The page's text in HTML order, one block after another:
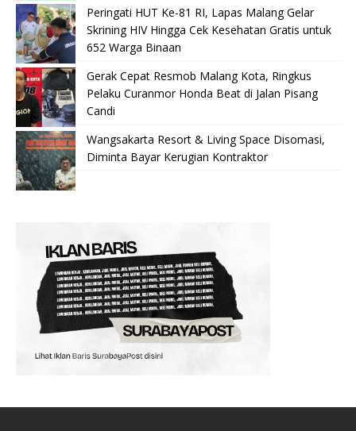
Peringati HUT Ke-81 RI, Lapas Malang Gelar
Skrining HIV Hingga Cek Kesehatan Gratis untuk
652 Warga Binaan
Gerak Cepat Resmob Malang Kota, Ringkus
Pelaku Curanmor Honda Beat di Jalan Pisang
Candi
Wangsakarta Resort & Living Space Disomasi,
Diminta Bayar Kerugian Kontraktor